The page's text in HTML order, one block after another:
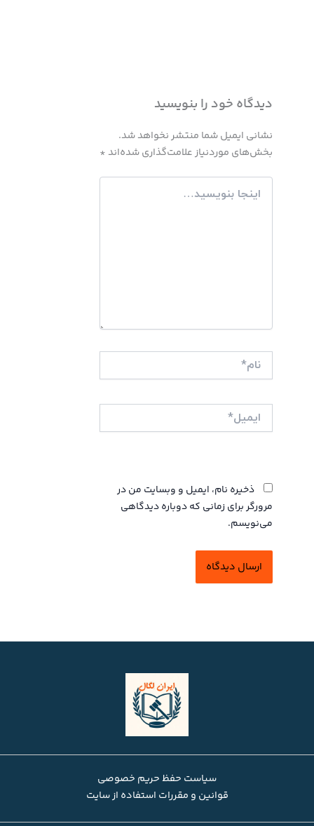
دیدگاه‌ خود را بنویسید
نشانی ایمیل شما منتشر نخواهد شد.
بخش‌های موردنیاز علامت‌گذاری شده‌اند *
اینجا
بنویسید…
نام*
ایمیل*
ذخیره نام، ایمیل و وبسایت من در
مرورگر برای زمانی که دوباره دیدگاهی
می‌نویسم.
سیاست حفظ حریم خصوصی
قوانین و مقررات استفاده از سایت